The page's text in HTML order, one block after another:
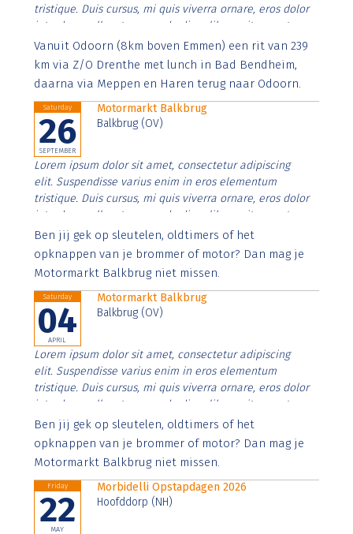
tristique. Duis cursus, mi quis viverra ornare, eros dolor
interdum nulla, ut commodo diam libero vitae erat.
Aenean faucibus nibh et justo cursus id rutrum lorem
imperdiet. Nunc ut sem vitae risus tristique posuere.
Vanuit Odoorn (8km boven Emmen) een rit van 239
km via Z/O Drenthe met lunch in Bad Bendheim,
daarna via Meppen en Haren terug naar Odoorn.
Saturday
26
SEPTEMBER
Motormarkt Balkbrug
Balkbrug (OV)
Lorem ipsum dolor sit amet, consectetur adipiscing
elit. Suspendisse varius enim in eros elementum
tristique. Duis cursus, mi quis viverra ornare, eros dolor
interdum nulla, ut commodo diam libero vitae erat.
Aenean faucibus nibh et justo cursus id rutrum lorem
imperdiet. Nunc ut sem vitae risus tristique posuere.
Ben jij gek op sleutelen, oldtimers of het
opknappen van je brommer of motor? Dan mag je
Motormarkt Balkbrug niet missen.
Saturday
04
APRIL
Motormarkt Balkbrug
Balkbrug (OV)
Lorem ipsum dolor sit amet, consectetur adipiscing
elit. Suspendisse varius enim in eros elementum
tristique. Duis cursus, mi quis viverra ornare, eros dolor
interdum nulla, ut commodo diam libero vitae erat.
Aenean faucibus nibh et justo cursus id rutrum lorem
imperdiet. Nunc ut sem vitae risus tristique posuere.
Ben jij gek op sleutelen, oldtimers of het
opknappen van je brommer of motor? Dan mag je
Motormarkt Balkbrug niet missen.
Friday
22
MAY
Morbidelli Opstapdagen 2026
Hoofddorp (NH)